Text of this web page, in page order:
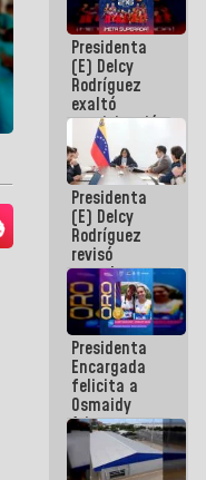
de voleibol
campeona
de la Copa
Panamericana
Sub-17
Presidenta
(E) Delcy
Rodríguez
exaltó
participación
de
Venezuela
en Juegos
Centroamericanos
y del Caribe
2026
Presidenta
(E) Delcy
Rodríguez
revisó
agenda
económica y
ejecución de
fondos de
emergencia
post-sismos
Presidenta
Encargada
felicita a
Osmaidy
Arias y
Giraly
Marcano por